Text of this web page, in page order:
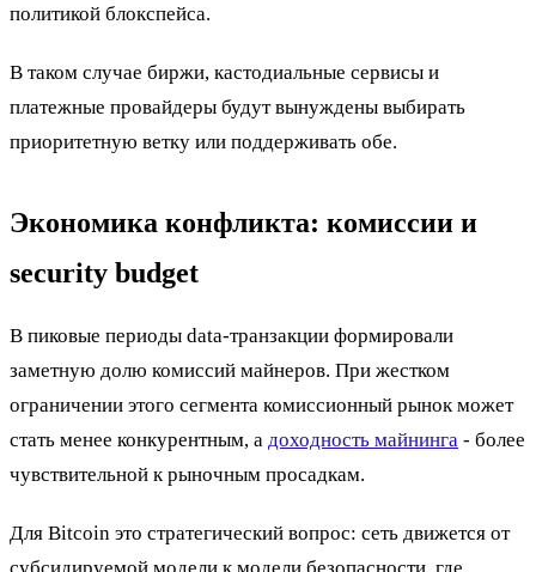
политикой блокспейса.
В таком случае биржи, кастодиальные сервисы и
платежные провайдеры будут вынуждены выбирать
приоритетную ветку или поддерживать обе.
Экономика конфликта: комиссии и
security budget
В пиковые периоды data-транзакции формировали
заметную долю комиссий майнеров. При жестком
ограничении этого сегмента комиссионный рынок может
стать менее конкурентным, а доходность майнинга - более
чувствительной к рыночным просадкам.
Для Bitcoin это стратегический вопрос: сеть движется от
субсидируемой модели к модели безопасности, где